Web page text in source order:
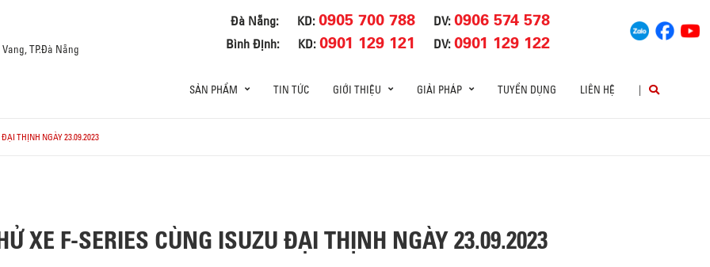
Đà Nẵng: KD:0905 700 788 DV:0906 574 578
Bình Định: KD:0901 129 121 DV:0901 129 122
TP.Đà Nẵng
SẢN PHẨM TIN TỨC GIỚI THIỆU GIẢI PHÁP TUYỂN DỤNG LIÊN HỆ |
THỊNH NGÀY 23.09.2023
XE F-SERIES CÙNG ISUZU ĐẠI THỊNH NGÀY 23.09.2023